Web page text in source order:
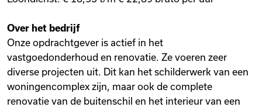
Over het bedrijf
Onze opdrachtgever is actief in het
vastgoedonderhoud en renovatie. Ze voeren zeer
diverse projecten uit. Dit kan het schilderwerk van een
woningencomplex zijn, maar ook de complete
renovatie van de buitenschil en het interieur van een